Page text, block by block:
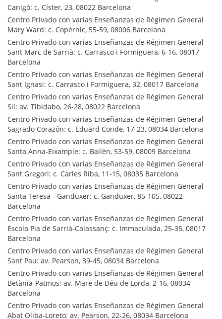
Canigó: c. Císter, 23, 08022 Barcelona
Centro Privado con varias Enseñanzas de Régimen General
Mary Ward: c. Copèrnic, 55-59, 08006 Barcelona
Centro Privado con varias Enseñanzas de Régimen General
Sant Marc de Sarrià: c. Carrasco i Formiguera, 6-16, 08017
Barcelona
Centro Privado con varias Enseñanzas de Régimen General
Sant Ignasi: c. Carrasco i Formiguera, 32, 08017 Barcelona
Centro Privado con varias Enseñanzas de Régimen General
Sil: av. Tibidabo, 26-28, 08022 Barcelona
Centro Privado con varias Enseñanzas de Régimen General
Sagrado Corazón: c. Eduard Conde, 17-23, 08034 Barcelona
Centro Privado con varias Enseñanzas de Régimen General
Santa Anna-Eixample: c. Bailèn, 53-59, 08009 Barcelona
Centro Privado con varias Enseñanzas de Régimen General
Sant Gregori: c. Carles Riba, 11-15, 08035 Barcelona
Centro Privado con varias Enseñanzas de Régimen General
Santa Teresa - Ganduxer: c. Ganduxer, 85-105, 08022
Barcelona
Centro Privado con varias Enseñanzas de Régimen General
Escola Pia de Sarrià-Calassanç: c. Immaculada, 25-35, 08017
Barcelona
Centro Privado con varias Enseñanzas de Régimen General
Sant Pau: av. Pearson, 39-45, 08034 Barcelona
Centro Privado con varias Enseñanzas de Régimen General
Betània-Patmos: av. Mare de Déu de Lorda, 2-16, 08034
Barcelona
Centro Privado con varias Enseñanzas de Régimen General
Abat Oliba-Loreto: av. Pearson, 22-26, 08034 Barcelona